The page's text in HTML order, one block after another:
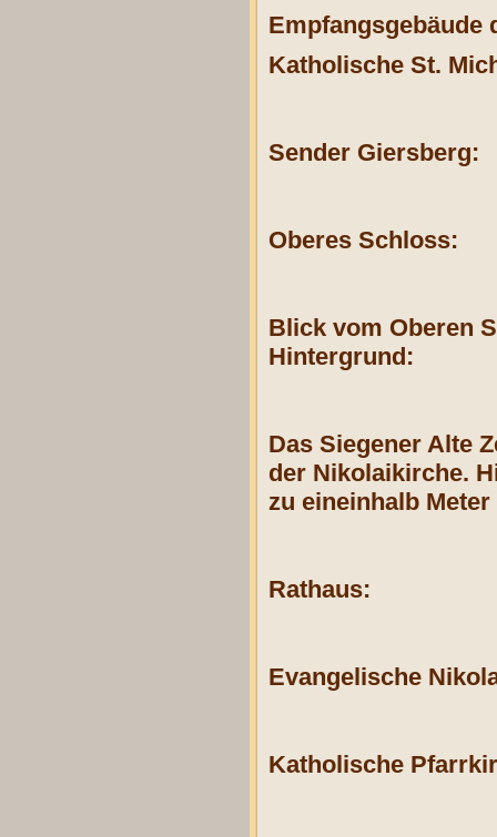
Empfangsgebäude
Katholische St.
Sender Giersberg:
Oberes Schloss:
Blick vom Oberen
Hintergrund:
Das Siegener Alte
der Nikolaikirche.
zu eineinhalb
Rathaus:
Evangelische
Katholische